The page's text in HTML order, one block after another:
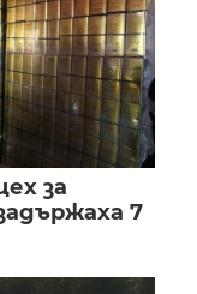
за
7